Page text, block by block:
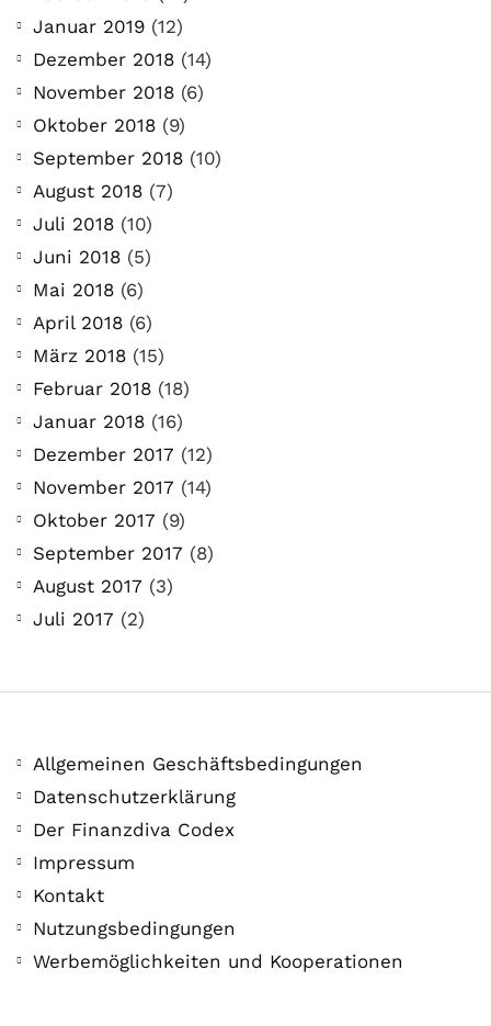
Januar 2019 (12)
Dezember 2018 (14)
November 2018 (6)
Oktober 2018 (9)
September 2018 (10)
August 2018 (7)
Juli 2018 (10)
Juni 2018 (5)
Mai 2018 (6)
April 2018 (6)
März 2018 (15)
Februar 2018 (18)
Januar 2018 (16)
Dezember 2017 (12)
November 2017 (14)
Oktober 2017 (9)
September 2017 (8)
August 2017 (3)
Juli 2017 (2)
Allgemeinen Geschäftsbedingungen
Datenschutzerklärung
Der Finanzdiva Codex
Impressum
Kontakt
Nutzungsbedingungen
Werbemöglichkeiten und Kooperationen